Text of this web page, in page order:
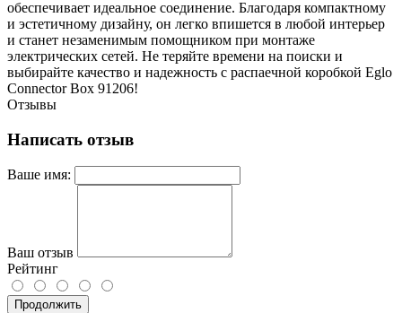
обеспечивает идеальное соединение. Благодаря компактному
и эстетичному дизайну, он легко впишется в любой интерьер
и станет незаменимым помощником при монтаже
электрических сетей. Не теряйте времени на поиски и
выбирайте качество и надежность с распаечной коробкой Eglo
Connector Box 91206!
Отзывы
Написать отзыв
Ваше имя:
Ваш отзыв
Рейтинг
Продолжить